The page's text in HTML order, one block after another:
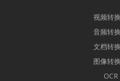
视频转
音频转
文档转
图像转
OCR